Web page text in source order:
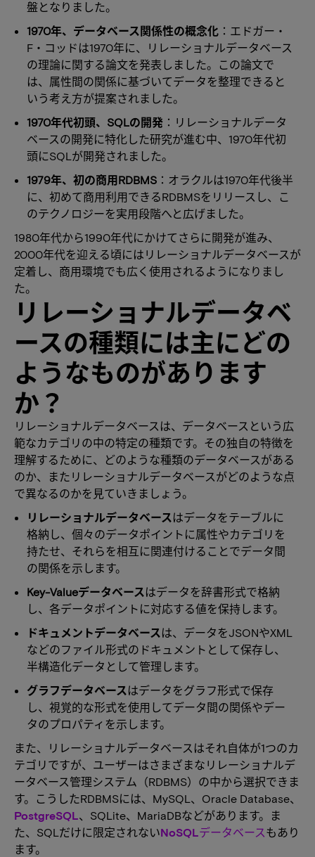
盤となりました。
1970年、データベース関係性の概念化 ：エドガー・
F・コッドは1970年に、リレーショナルデータベース
の理論に関する論文を発表しました。この論文で
は、属性間の関係に基づいてデータを整理できると
いう考え方が提案されました。
1970年代初頭、SQLの開発 ：リレーショナルデータ
ベースの開発に特化した研究が進む中、1970年代初
頭にSQLが開発されました。
1979年、初の商用RDBMS ：オラクルは1970年代後半
に、初めて商用利用できるRDBMSをリリースし、こ
のテクノロジーを実用段階へと広げました。
1980年代から1990年代にかけてさらに開発が進み、
2000年代を迎える頃にはリレーショナルデータベースが
定着し、商用環境でも広く使用されるようになりまし
た。
リレーショナルデータベ
ースの種類には主にどの
ようなものがあります
か？
リレーショナルデータベースは、データベースという広
範なカテゴリの中の特定の種類です。その独自の特徴を
理解するために、どのような種類のデータベースがある
のか、またリレーショナルデータベースがどのような点
で異なるのかを見ていきましょう。
リレーショナルデータベース はデータをテーブルに
格納し、個々のデータポイントに属性やカテゴリを
持たせ、それらを相互に関連付けることでデータ間
の関係を示します。
Key-Valueデータベース はデータを辞書形式で格納
し、各データポイントに対応する値を保持します。
ドキュメントデータベース は、データをJSONやXML
などのファイル形式のドキュメントとして保存し、
半構造化データとして管理します。
グラフデータベース はデータをグラフ形式で保存
し、視覚的な形式を使用してデータ間の関係やデー
タのプロパティを示します。
また、リレーショナルデータベースはそれ自体が1つのカ
テゴリですが、ユーザーはさまざまなリレーショナルデ
ータベース管理システム（RDBMS）の中から選択できま
す。こうしたRDBMSには、MySQL、Oracle Database、
PostgreSQL、SQLite、MariaDBなどがあります。ま
た、SQLだけに限定されないNoSQLデータベースもあり
ます。